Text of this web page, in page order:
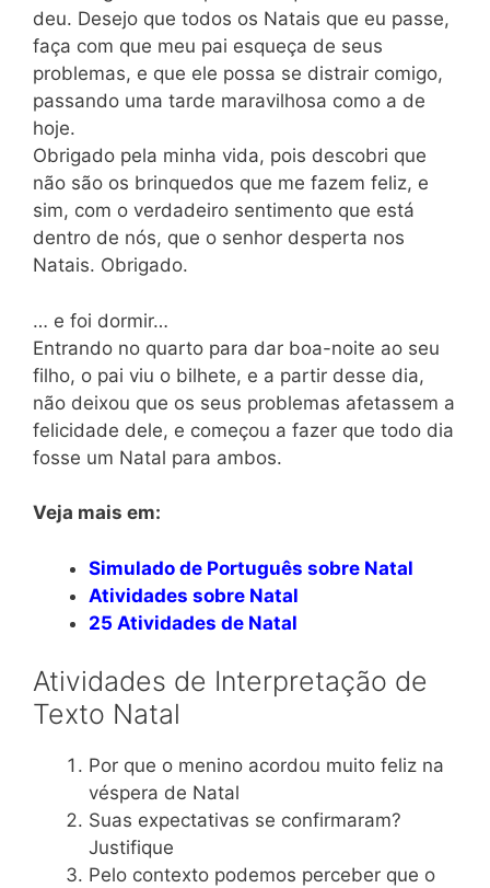
deu. Desejo que todos os Natais que eu passe,
faça com que meu pai esqueça de seus
problemas, e que ele possa se distrair comigo,
passando uma tarde maravilhosa como a de
hoje.
Obrigado pela minha vida, pois descobri que
não são os brinquedos que me fazem feliz, e
sim, com o verdadeiro sentimento que está
dentro de nós, que o senhor desperta nos
Natais. Obrigado.
… e foi dormir…
Entrando no quarto para dar boa-noite ao seu
filho, o pai viu o bilhete, e a partir desse dia,
não deixou que os seus problemas afetassem a
felicidade dele, e começou a fazer que todo dia
fosse um Natal para ambos.
Veja mais em:
Simulado de Português sobre Natal
Atividades sobre Natal
25 Atividades de Natal
Atividades de Interpretação de
Texto Natal
Por que o menino acordou muito feliz na
véspera de Natal
Suas expectativas se confirmaram?
Justifique
Pelo contexto podemos perceber que o